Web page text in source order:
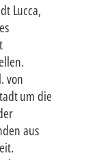
Lucca,
von
um die
aus